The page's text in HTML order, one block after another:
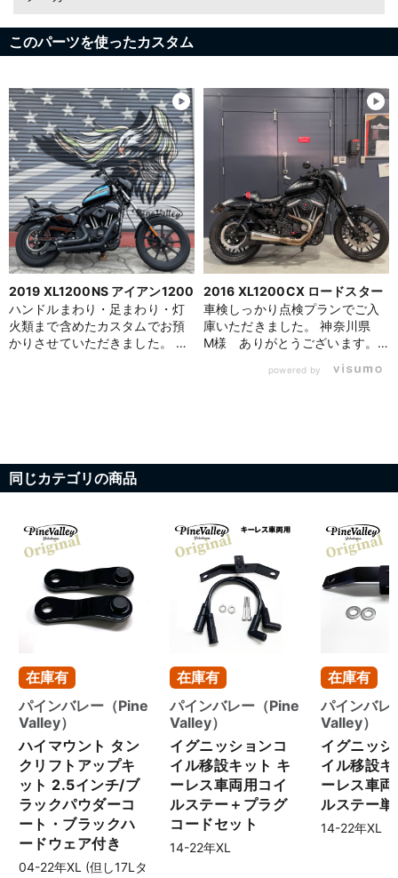
このパーツを使ったカスタム
2019 XL1200NS アイアン1200
ハンドルまわり・足まわり・灯
火類まで含めたカスタムでお預
かりさせていただきました。 東
クトのあるスタイルへ。 タンク
下の配線処理を含め、タンクリ
フトアップ＋イグニッションコ
しい無骨さに磨きをかけていま
す。 さらに、ケラーマン バレッ
トアトーLEDウインカーを装着
し、コンパクトで上品な印象に
変わりつつ、しっかり車検対応
も確保。 足元からスタイルと操
作性を見直す、アイアン1200カ
シリーズのカスタムは、ぜひパ
インバレーにお任せください。
No.133141
2016 XL1200CX ロードスター
車検しっかり点検プランでご入
庫いただきました。 神奈川県
M様 ありがとうございます。
ルをパインバレーオリジナルの
ースの劣化が見られたため新品
エキ装着車両に対する保安基準
ツスターの車検整備とベースメ
ンテナンスは、ぜひパインバレ
ーにお任せください。
No.128045
powered by
カートへ進む
同じカテゴリの商品
在庫有
パインバレー（Pine
Valley）
ハイマウント タン
クリフトアップキ
ット 2.5インチ/ブ
ラックパウダーコ
ート・ブラックハ
ードウェア付き
04-22年XL (但し17Lタ
在庫有
パインバレー（Pine
Valley）
イグニッションコ
イル移設キット キ
ーレス車両用コイ
ルステー＋プラグ
コードセット
14-22年XL
在庫有
パインバレ
Valley）
イグニッ
イル移設
ーレス車
ルステー単
14-22年XL